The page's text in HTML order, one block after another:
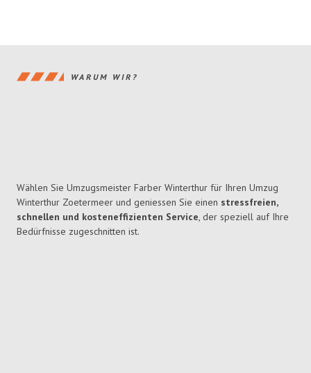
WARUM WIR?
Wählen Sie Umzugsmeister Farber Winterthur für Ihren Umzug
Winterthur Zoetermeer und geniessen Sie einen stressfreien,
schnellen und kosteneffizienten Service, der speziell auf Ihre
Bedürfnisse zugeschnitten ist.